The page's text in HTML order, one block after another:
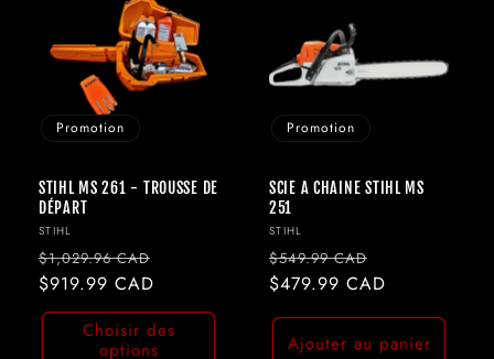
Promotion
STIHL MS 261 - TROUSSE DE
DÉPART
Fournisseur :
STIHL
Prix
habituel
$1,029.96 CAD
promotionnel
$919.99 CAD
Choisir des
options
Promotion
SCIE A CHAINE STIHL MS
251
Fournisseur :
STIHL
Prix
habituel
$549.99 CAD
promotionnel
$479.99 CAD
Ajouter au panier